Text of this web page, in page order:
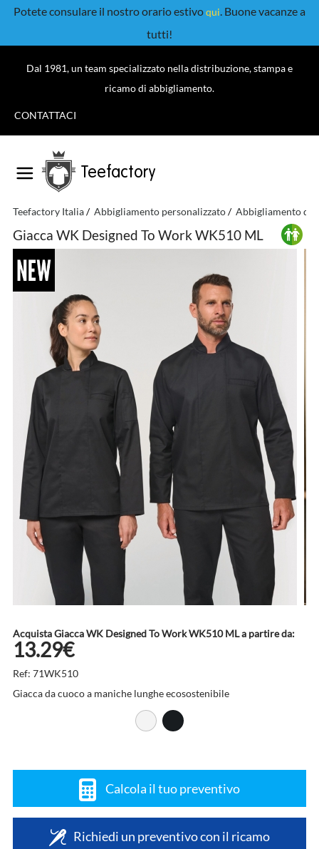
Potete consulare il nostro orario estivoqui. Buone vacanze a
tutti!
Dal 1981, un team specializzato nella distribuzione, stampa e
ricamo di abbigliamento.
CONTATTACI
Teefactory
Teefactory Italia Abbigliamento personalizzato Abbigliamento da
Giacca WK Designed To Work WK510 ML
Acquista Giacca WK Designed To Work WK510 ML a partire da:
13.29€
Ref: 71WK510
Giacca da cuoco a maniche lunghe ecosostenibile
Calcola il tuo preventivo
Richiedi un preventivo con il ricamo